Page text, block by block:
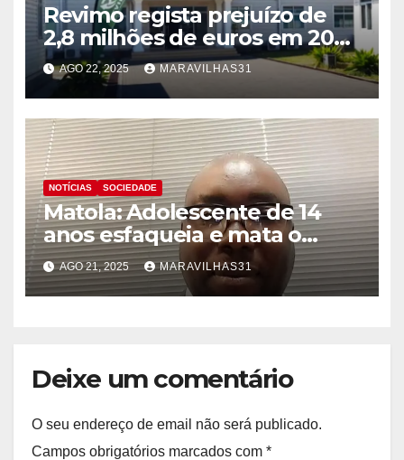
Revimo regista prejuízo de
2,8 milhões de euros em 2024
devido à crise pós-eleitoral!
AGO 22, 2025 MARAVILHAS31
NOTÍCIAS SOCIEDADE
Matola: Adolescente de 14
anos esfaqueia e mata o
próprio pai após ser
repreendido!
AGO 21, 2025 MARAVILHAS31
Deixe um comentário
O seu endereço de email não será publicado.
Campos obrigatórios marcados com *